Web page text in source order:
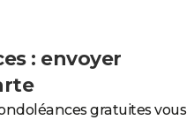
: envoyer
gratuites vous